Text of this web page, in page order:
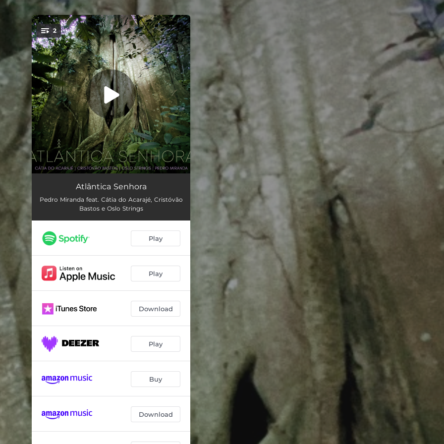
You're all set!
2
Atlântica Senhora (feat. Oslo Strings, Cristovão Bastos & Cátia do Acarajé) 04:10
Atlântica Senhora
Pedro Miranda feat. Cátia do Acarajé, Cristóvão
Bastos e Oslo Strings
Play
Play
Download
Play
Buy
Download